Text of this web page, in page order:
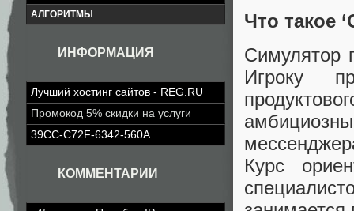
АЛГОРИТМЫ
ИНФОРМАЦИЯ
Лучший хостинг сайтов - REG.RU
Промокод 5% скидки на услуги
39CC-C72F-6342-560A
КОММЕНТАРИИ
Что такое
Симулятор
Игроку
Курс